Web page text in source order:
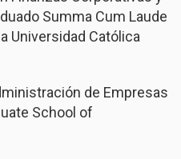
Summa Cum Laude
Universidad Católica
de Empresas
School of